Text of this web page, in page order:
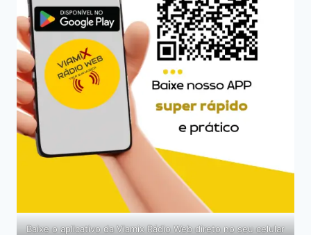
Baixe o aplicativo da Viamix Rádio Web direto no seu celular